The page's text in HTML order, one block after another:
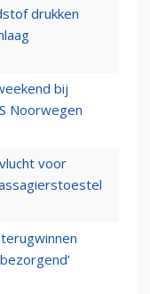
drukken
bij
Noorwegen
voor